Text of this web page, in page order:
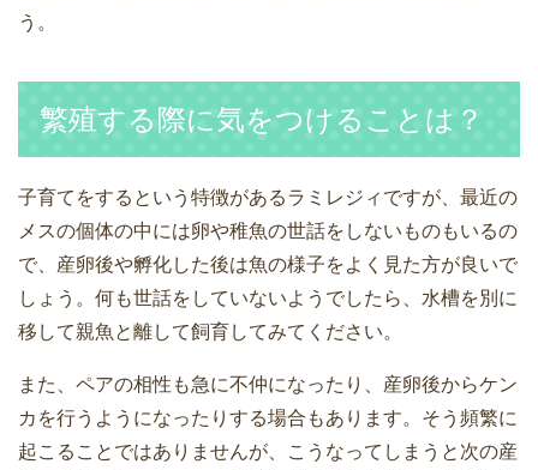
う。
繁殖する際に気をつけることは？
子育てをするという特徴があるラミレジィですが、最近の
メスの個体の中には卵や稚魚の世話をしないものもいるの
で、産卵後や孵化した後は魚の様子をよく見た方が良いで
しょう。何も世話をしていないようでしたら、水槽を別に
移して親魚と離して飼育してみてください。
また、ペアの相性も急に不仲になったり、産卵後からケン
カを行うようになったりする場合もあります。そう頻繁に
起こることではありませんが、こうなってしまうと次の産